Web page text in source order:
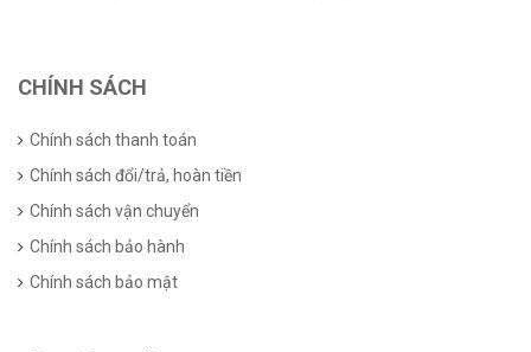
CHÍNH SÁCH
Chính sách thanh toán
Chính sách đổi/trả, hoàn tiền
Chính sách vận chuyển
Chính sách bảo hành
Chính sách bảo mật